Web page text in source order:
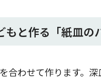
もと作る「紙皿の
合わせて作ります。